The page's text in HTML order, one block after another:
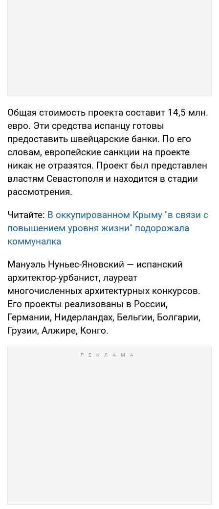
Общая стоимость проекта составит 14,5 млн.
евро. Эти средства испанцу готовы
предоставить швейцарские банки. По его
словам, европейские санкции на проекте
никак не отразятся. Проект был представлен
властям Севастополя и находится в стадии
рассмотрения.
Читайте: В оккупированном Крыму "в связи с
повышением уровня жизни" подорожала
коммуналка
Мануэль Нуньес-Яновский — испанский
архитектор-урбанист, лауреат
многочисленных архитектурных конкурсов.
Его проекты реализованы в России,
Германии, Нидерландах, Бельгии, Болгарии,
Грузии, Алжире, Конго.